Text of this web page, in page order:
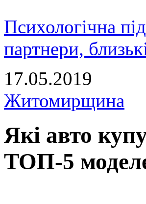
Психологічна
партнери,
17.05.2019
Житомирщина
Які авто
ТОП-5